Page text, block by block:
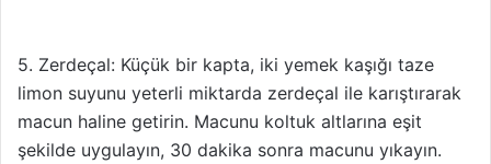
5. Zerdeçal: Küçük bir kapta, iki yemek kaşığı taze
limon suyunu yeterli miktarda zerdeçal ile karıştırarak
macun haline getirin. Macunu koltuk altlarına eşit
şekilde uygulayın, 30 dakika sonra macunu yıkayın.